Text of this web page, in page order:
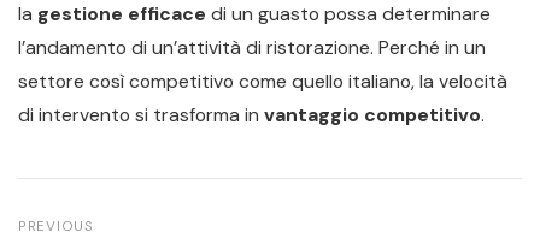
la gestione efficace di un guasto possa determinare
l’andamento di un’attività di ristorazione. Perché in un
settore così competitivo come quello italiano, la velocità
di intervento si trasforma in vantaggio competitivo.
PREVIOUS